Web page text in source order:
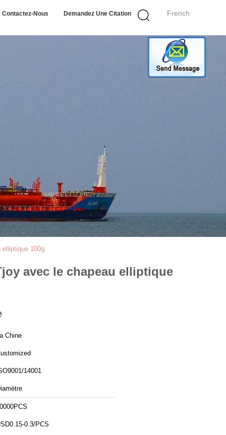
French
Contactez-Nous Demandez Une Citation
100g
avec le chapeau elliptique
Chine
14001
0.3/PCS